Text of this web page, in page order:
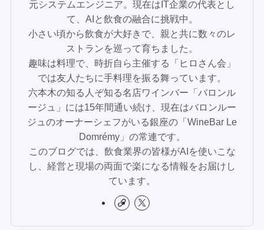
元システムエンジニア。現在はIT企業の代表とし
て、AIと飲食の融合に挑戦中。
小さい頃から飲食が大好きで、親と共に数々のレ
ストランを巡って育ちました。
趣味は料理で、時折自ら主催する「ヒロさん会」
では友人たちに手料理を振る舞っています。
六本木の知る人ぞ知る名店ワインバー「バロンル
ージュ」には15年間通い続け、現在はバロンルー
ジュのオーナーシェフがいる銀座の「WineBar Le
Domrémy」の常連です。
このブログでは、飲食業界の皆様がAIを使いこな
し、経営と現場の両面で楽になる情報をお届けし
ています。